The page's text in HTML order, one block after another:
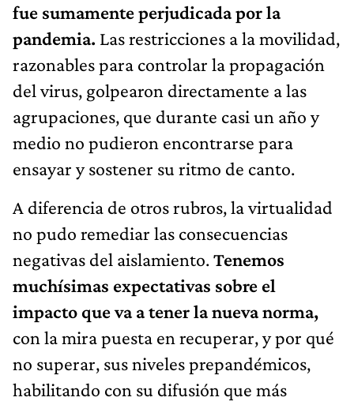
fue sumamente perjudicada por la
pandemia. Las restricciones a la movilidad,
razonables para controlar la propagación
del virus, golpearon directamente a las
agrupaciones, que durante casi un año y
medio no pudieron encontrarse para
ensayar y sostener su ritmo de canto.
A diferencia de otros rubros, la virtualidad
no pudo remediar las consecuencias
negativas del aislamiento.Tenemos
muchísimas expectativas sobre el
impacto que va a tener la nueva norma,
con la mira puesta en recuperar, y por qué
no superar, sus niveles prepandémicos,
habilitando con su difusión que más